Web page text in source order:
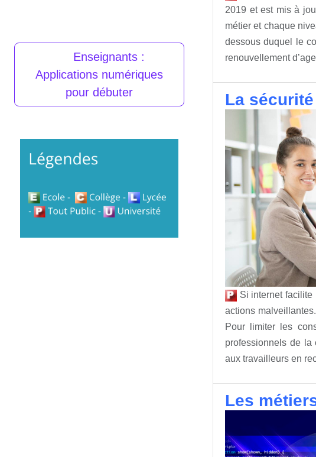
Enseignants :
Applications numériques
pour débuter
2019 et est mis à
métier et chaque
dessous duquel le
renouvellement
La
Si internet
actions
Pour limiter les
professionnels de la
aux travailleurs en
Les